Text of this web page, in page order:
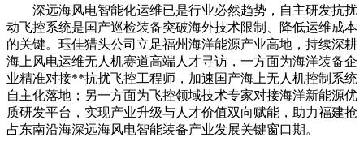
深远海风电智能化运维已是行业必然趋势，自主研发抗扰
动飞控系统是国产巡检装备突破海外技术限制、降低运维成本
的关键。珏佳猎头公司立足福州海洋能源产业高地，持续深耕
海上风电运维无人机赛道高端人才寻访，一方面为海洋装备企
业精准对接**抗扰飞控工程师，加速国产海上无人机控制系统
自主化落地；另一方面为飞控领域技术专家对接海洋新能源优
质研发平台，实现产业升级与人才价值双向赋能，助力福建抢
占东南沿海深远海风电智能装备产业发展关键窗口期。